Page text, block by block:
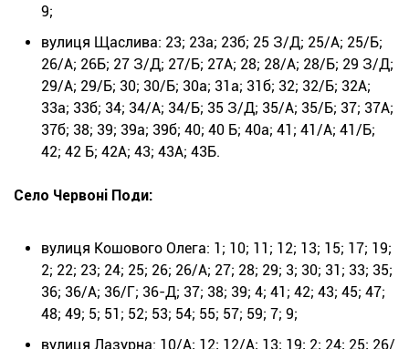
9;
вулиця Щаслива: 23; 23а; 23б; 25 З/Д; 25/А; 25/Б;
26/А; 26Б; 27 З/Д; 27/Б; 27А; 28; 28/А; 28/Б; 29 З/Д;
29/А; 29/Б; 30; 30/Б; 30а; 31а; 31б; 32; 32/Б; 32А;
33а; 33б; 34; 34/А; 34/Б; 35 З/Д; 35/А; 35/Б; 37; 37А;
37б; 38; 39; 39а; 39б; 40; 40 Б; 40а; 41; 41/А; 41/Б;
42; 42 Б; 42А; 43; 43А; 43Б.
Село Червоні Поди:
вулиця Кошового Олега: 1; 10; 11; 12; 13; 15; 17; 19;
2; 22; 23; 24; 25; 26; 26/А; 27; 28; 29; 3; 30; 31; 33; 35;
36; 36/А; 36/Г; 36-Д; 37; 38; 39; 4; 41; 42; 43; 45; 47;
48; 49; 5; 51; 52; 53; 54; 55; 57; 59; 7; 9;
вулиця Лазурна: 10/А; 12; 12/А; 13; 19; 2; 24; 25; 26/